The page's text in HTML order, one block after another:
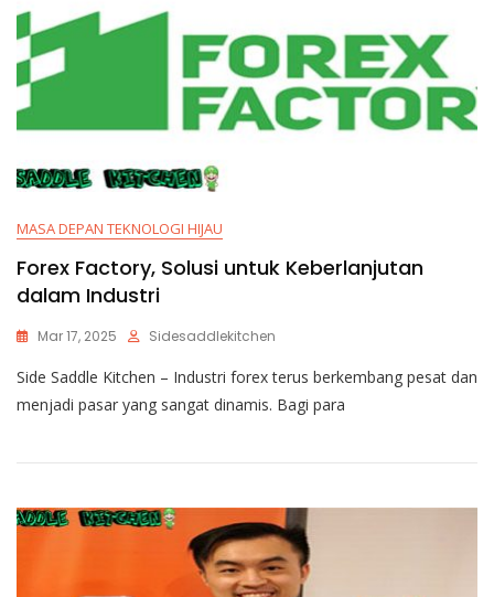
MASA DEPAN TEKNOLOGI HIJAU
Forex Factory, Solusi untuk Keberlanjutan
dalam Industri
Mar 17, 2025 Sidesaddlekitchen
Side Saddle Kitchen – Industri forex terus berkembang pesat dan
menjadi pasar yang sangat dinamis. Bagi para